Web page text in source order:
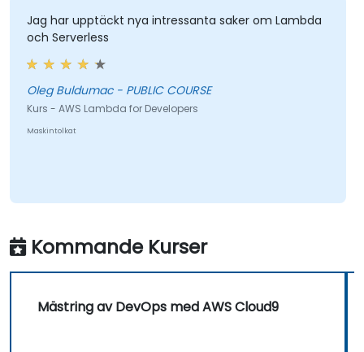
Jag har upptäckt nya intressanta saker om Lambda
och Serverless
Oleg Buldumac - PUBLIC COURSE
Kurs - AWS Lambda for Developers
Maskintolkat
Kommande Kurser
Mästring av DevOps med AWS Cloud9